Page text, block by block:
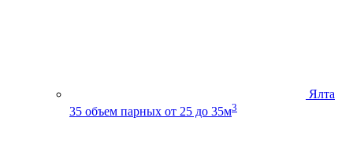
Ялта
35 объем парных от 25 до 35м3